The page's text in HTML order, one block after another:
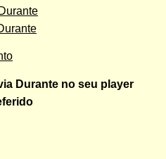
Durante no seu player